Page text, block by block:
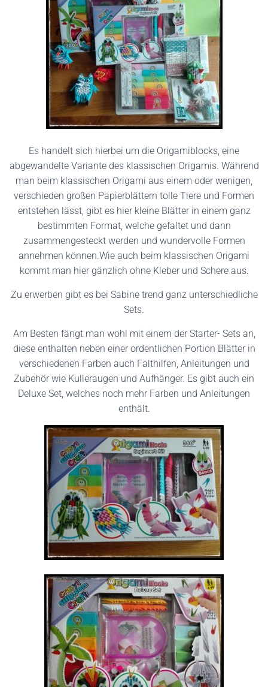
Es handelt sich hierbei um die Origamiblocks, eine
abgewandelte Variante des klassischen Origamis. Während
man beim klassischen Origami aus einem oder wenigen,
verschieden großen Papierblättern tolle Tiere und Formen
entstehen lässt, gibt es hier kleine Blätter in einem ganz
bestimmten Format, welche gefaltet und dann
zusammengesteckt werden und wundervolle Formen
annehmen können.Wie auch beim klassischen Origami
kommt man hier gänzlich ohne Kleber und Schere aus.
Zu erwerben gibt es bei Sabine trend ganz unterschiedliche
Sets.
Am Besten fängt man wohl mit einem der Starter- Sets an,
diese enthalten neben einer ordentlichen Portion Blätter in
verschiedenen Farben auch Falthilfen, Anleitungen und
Zubehör wie Kulleraugen und Aufhänger. Es gibt auch ein
Deluxe Set, welches noch mehr Farben und Anleitungen
enthält.